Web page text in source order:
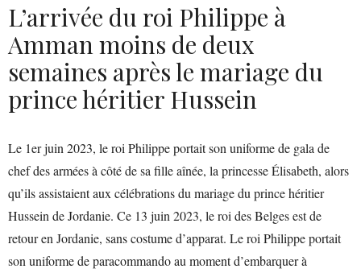
L’arrivée du roi Philippe à
Amman moins de deux
semaines après le mariage du
prince héritier Hussein
Le 1er juin 2023, le roi Philippe portait son uniforme de gala de
chef des armées à côté de sa fille aînée, la princesse Élisabeth, alors
qu’ils assistaient aux célébrations du mariage du prince héritier
Hussein de Jordanie. Ce 13 juin 2023, le roi des Belges est de
retour en Jordanie, sans costume d’apparat. Le roi Philippe portait
son uniforme de paracommando au moment d’embarquer à